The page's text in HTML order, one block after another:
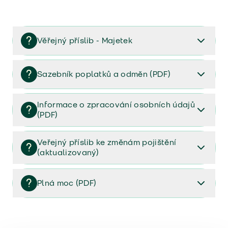
Věřejný příslib - Majetek
Věřejný příslib majetek 2023
Sazebník poplatků a odměn (PDF)
Sazebník poplatků a odměn (PDF)
Informace o zpracování osobních údajů
(PDF)
Informace o zpracování osobních údajů (PDF)
Veřejný příslib ke změnám pojištění
(aktualizovaný)
Veřejný příslib ke změnám pojištění (aktualizovaný)
Plná moc (PDF)